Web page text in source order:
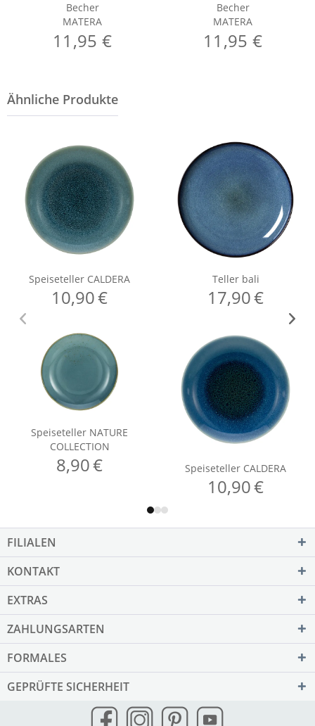
Becher
MATERA
11,95 €
Becher
MATERA
11,95 €
FILIALEN
KONTAKT
EXTRAS
ZAHLUNGSARTEN
FORMALES
GEPRÜFTE SICHERHEIT